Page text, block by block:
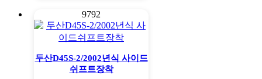
9792
두산D45S-2/2002년식 사이드
쉬프트장착